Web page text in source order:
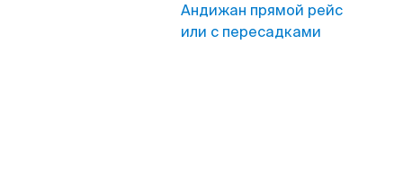
Андижан прямой рейс
или с пересадками